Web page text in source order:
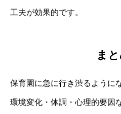
工夫が効果的です。
ま
保育園に急に行き渋るように
環境変化・体調・心理的要因